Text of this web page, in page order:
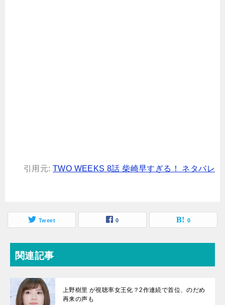
引用元: TWO WEEKS 8話 柴崎早すぎる！ ネタバレ
Tweet 0 0
関連記事
上野樹里 が視聴率女王化？2作連続で首位、のだめ
再来の声も